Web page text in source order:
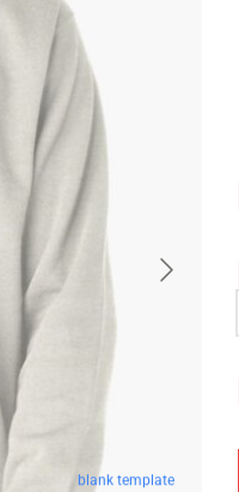
blank template